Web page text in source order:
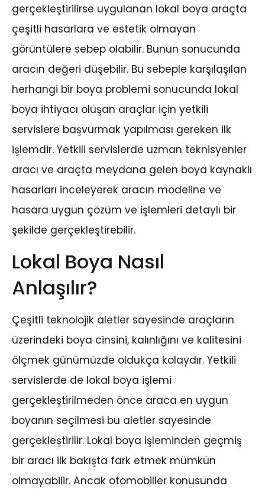
gerçekleştirilirse uygulanan lokal boya araçta
çeşitli hasarlara ve estetik olmayan
görüntülere sebep olabilir. Bunun sonucunda
aracın değeri düşebilir. Bu sebeple karşılaşılan
herhangi bir boya problemi sonucunda lokal
boya ihtiyacı oluşan araçlar için yetkili
servislere başvurmak yapılması gereken ilk
işlemdir. Yetkili servislerde uzman teknisyenler
aracı ve araçta meydana gelen boya kaynaklı
hasarları inceleyerek aracın modeline ve
hasara uygun çözüm ve işlemleri detaylı bir
şekilde gerçekleştirebilir.
Lokal Boya Nasıl
Anlaşılır?
Çeşitli teknolojik aletler sayesinde araçların
üzerindeki boya cinsini, kalınlığını ve kalitesini
ölçmek günümüzde oldukça kolaydır. Yetkili
servislerde de lokal boya işlemi
gerçekleştirilmeden önce araca en uygun
boyanın seçilmesi bu aletler sayesinde
gerçekleştirilir. Lokal boya işleminden geçmiş
bir aracı ilk bakışta fark etmek mümkün
olmayabilir. Ancak otomobiller konusunda